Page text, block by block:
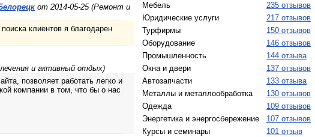
от 2014-05-25 (Ремонт и
клиентов я благодарен
и активный отдых)
позволяет работать легко и
компании в том, что бы о нас
Мебель
235 отзывов
Юридические услуги
217 отзывов
Турфирмы
150 отзывов
Оборудование
146 отзывов
Промышленность
144 отзыва
Окна и двери
137 отзывов
Автозапчасти
133 отзыва
Металлы и металлообработка
130 отзывов
Одежда
109 отзывов
Энергетика и энергосбережение
107 отзывов
Курсы и семинары
101 отзыв